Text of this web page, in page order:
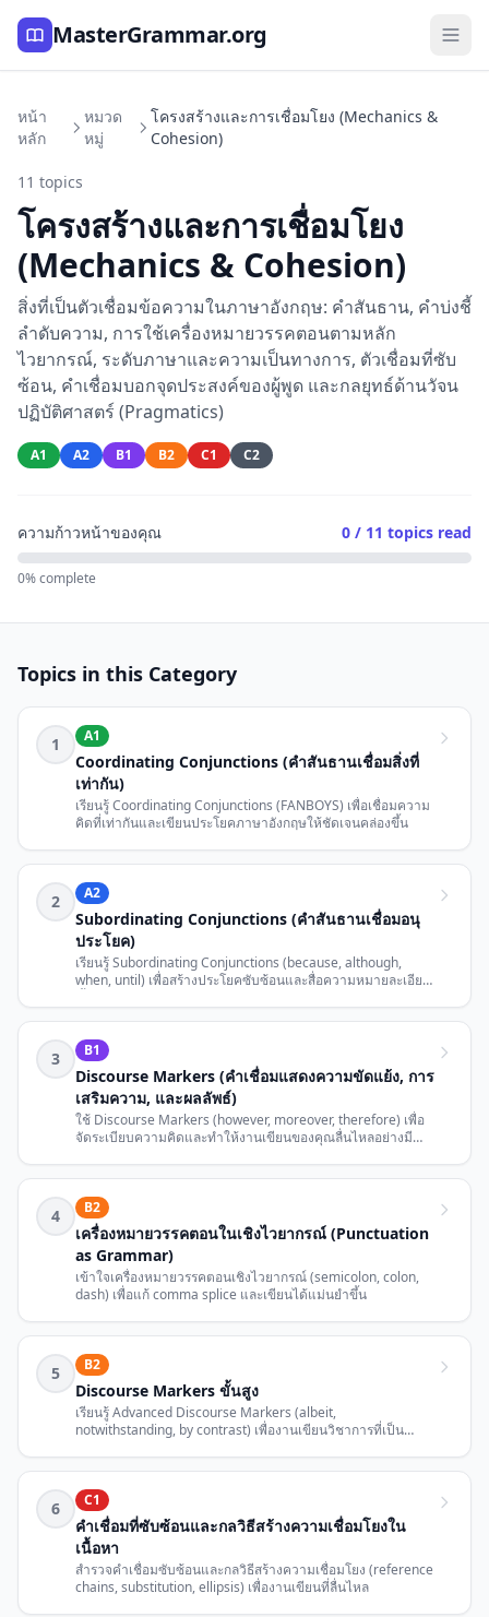
MasterGrammar.org
หน้า
หลัก
หมวด
หมู่
โครงสร้างและการเชื่อมโยง (Mechanics &
Cohesion)
11 topics
โครงสร้างและการเชื่อมโยง
(Mechanics & Cohesion)
สิ่งที่เป็นตัวเชื่อมข้อความในภาษาอังกฤษ: คำสันธาน, คำบ่งชี้
ลำดับความ, การใช้เครื่องหมายวรรคตอนตามหลัก
ไวยากรณ์, ระดับภาษาและความเป็นทางการ, ตัวเชื่อมที่ซับ
ซ้อน, คำเชื่อมบอกจุดประสงค์ของผู้พูด และกลยุทธ์ด้านวัจน
ปฏิบัติศาสตร์ (Pragmatics)
A1 A2 B1 B2 C1 C2
ความก้าวหน้าของคุณ 0 / 11 topics read
0% complete
Topics in this Category
1 A1
Coordinating Conjunctions (คำสันธานเชื่อมสิ่งที่
เท่ากัน)
เรียนรู้ Coordinating Conjunctions (FANBOYS) เพื่อเชื่อมความ
คิดที่เท่ากันและเขียนประโยคภาษาอังกฤษให้ชัดเจนคล่องขึ้น
2 A2
Subordinating Conjunctions (คำสันธานเชื่อมอนุ
ประโยค)
เรียนรู้ Subordinating Conjunctions (because, although,
when, until) เพื่อสร้างประโยคซับซ้อนและสื่อความหมายละเอียด
3 B1
Discourse Markers (คำเชื่อมแสดงความขัดแย้ง, การ
เสริมความ, และผลลัพธ์)
ใช้ Discourse Markers (however, moreover, therefore) เพื่อ
จัดระเบียบความคิดและทำให้งานเขียนของคุณลื่นไหลอย่างมี
4 B2
เครื่องหมายวรรคตอนในเชิงไวยากรณ์ (Punctuation
as Grammar)
เข้าใจเครื่องหมายวรรคตอนเชิงไวยากรณ์ (semicolon, colon,
dash) เพื่อแก้ comma splice และเขียนได้แม่นยำขึ้น
5 B2
Discourse Markers ขั้นสูง
เรียนรู้ Advanced Discourse Markers (albeit,
notwithstanding, by contrast) เพื่องานเขียนวิชาการที่เป็น
6 C1
คำเชื่อมที่ซับซ้อนและกลวิธีสร้างความเชื่อมโยงใน
เนื้อหา
สำรวจคำเชื่อมซับซ้อนและกลวิธีสร้างความเชื่อมโยง (reference
chains, substitution, ellipsis) เพื่องานเขียนที่ลื่นไหล